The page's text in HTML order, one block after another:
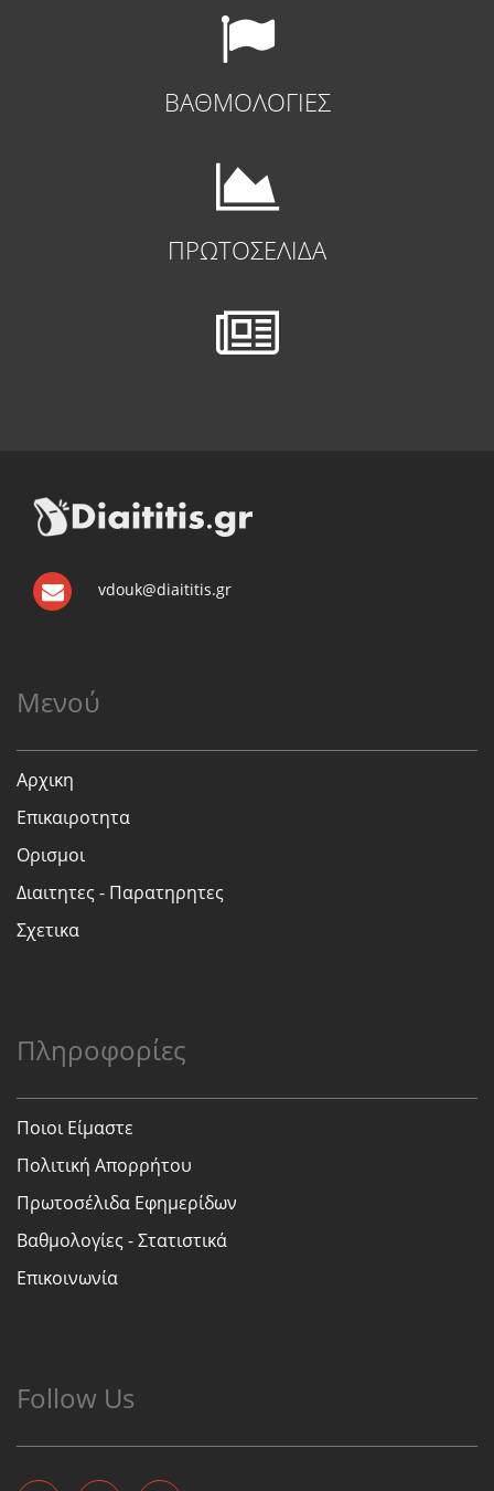
ΒΑΘΜΟΛΟΓΙΕΣ
ΠΡΩΤΟΣΕΛΙΔΑ
vdouk@diaititis.gr
Μενού
Αρχικη
Επικαιροτητα
Ορισμοι
Διαιτητες - Παρατηρητες
Σχετικα
Πληροφορίες
Ποιοι Είμαστε
Πολιτική Απορρήτου
Πρωτοσέλιδα Εφημερίδων
Βαθμολογίες - Στατιστικά
Επικοινωνία
Follow Us